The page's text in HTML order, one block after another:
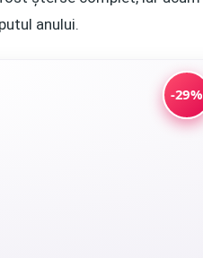
anului.
-29%